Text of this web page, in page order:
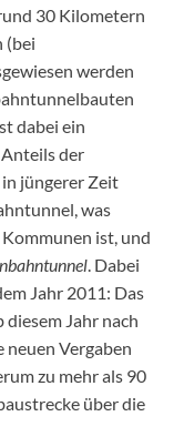
30 Kilometern
(bei
werden
dabei ein
der
jüngerer Zeit
was
ist, und
. Dabei
Jahr 2011: Das
Jahr nach
Vergaben
zu mehr als 90
über die